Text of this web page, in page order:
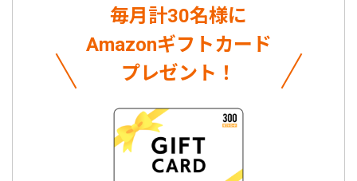
毎月計30名様に
Amazonギフトカード
プレゼント！